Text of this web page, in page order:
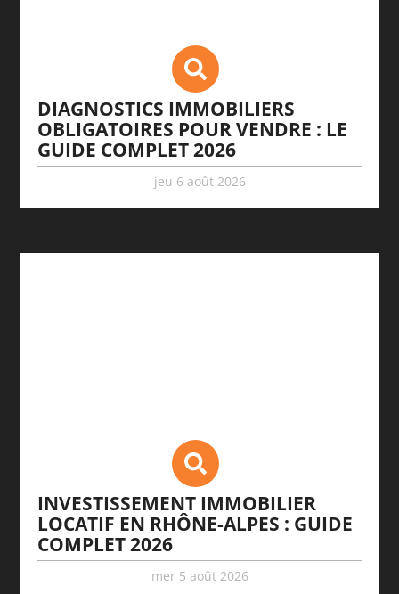
DIAGNOSTICS IMMOBILIERS
OBLIGATOIRES POUR VENDRE : LE
GUIDE COMPLET 2026
jeu 6 août 2026
INVESTISSEMENT IMMOBILIER
LOCATIF EN RHÔNE-ALPES : GUIDE
COMPLET 2026
mer 5 août 2026